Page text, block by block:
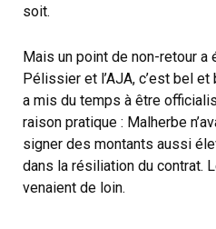
soit.
Mais un point de non-retour a
Pélissier et l’AJA, c’est bel
a mis du temps à être
raison pratique : Malherbe
signer des montants aussi
dans la résiliation du contrat.
venaient de loin.